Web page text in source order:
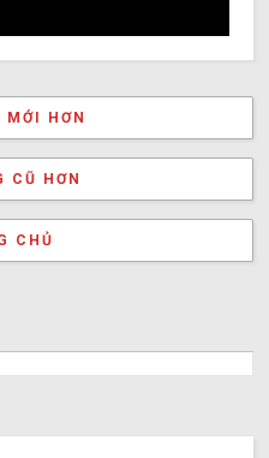
HƠN
CŨ HƠN
CHỦ